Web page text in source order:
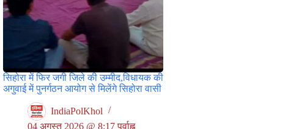
सिहोरा में फिर जगी जिले की उम्मीद,विधायक की
अगुवाई में पुनर्गठन आयोग से मिलेंगे सिहोरा वासी
IndiaPolKhol
04 अगस्त 2026 @ 8:17 पूर्वाह्न